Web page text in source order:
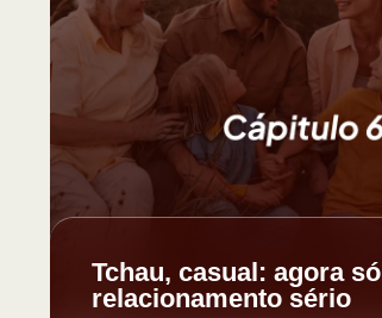
Tchau, casual: agora só
relacionamento sério